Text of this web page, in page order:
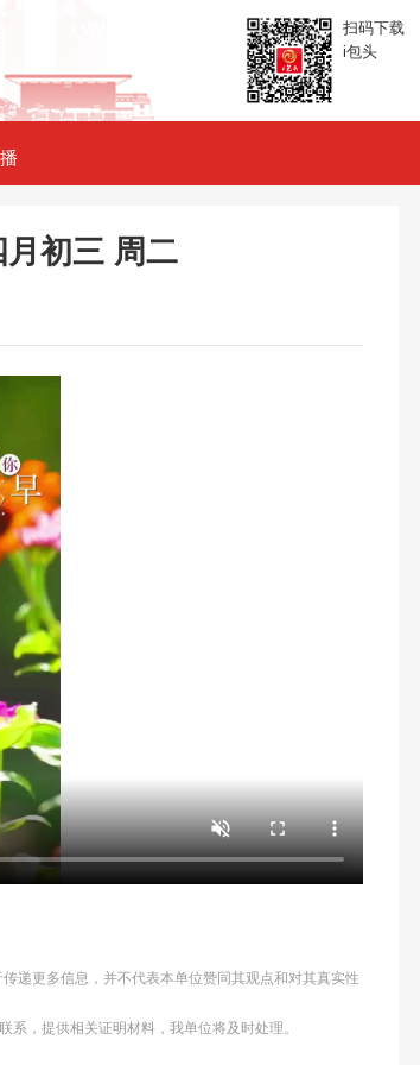
扫码下载
i包头
初三 周二
递更多信息，并不代表本单位赞同其观点和对其真实性
，提供相关证明材料，我单位将及时处理。